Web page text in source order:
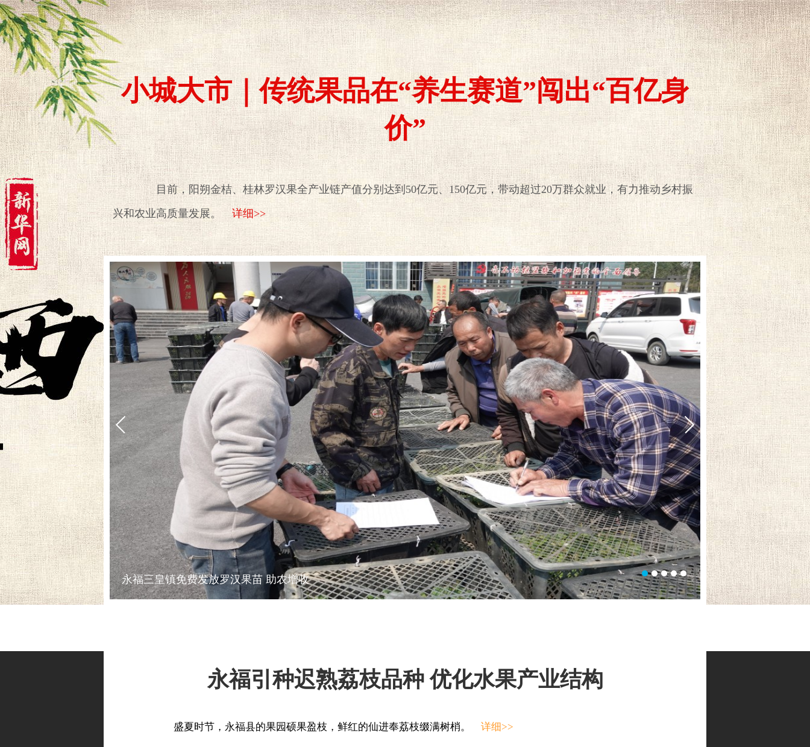
小城大市｜传统果品在“养生赛道”闯出“百亿身
价”
目前，阳朔金桔、桂林罗汉果全产业链产值分别达到50亿元、150亿元，带动超过20万群众就业，有力推动乡村振
兴和农业高质量发展。详细>>
永福三皇镇免费发放罗汉果苗 助农增收 永福县消防救援大
永福引种迟熟荔枝品种 优化水果产业结构
盛夏时节，永福县的果园硕果盈枝，鲜红的仙进奉荔枝缀满树梢。 详细>>